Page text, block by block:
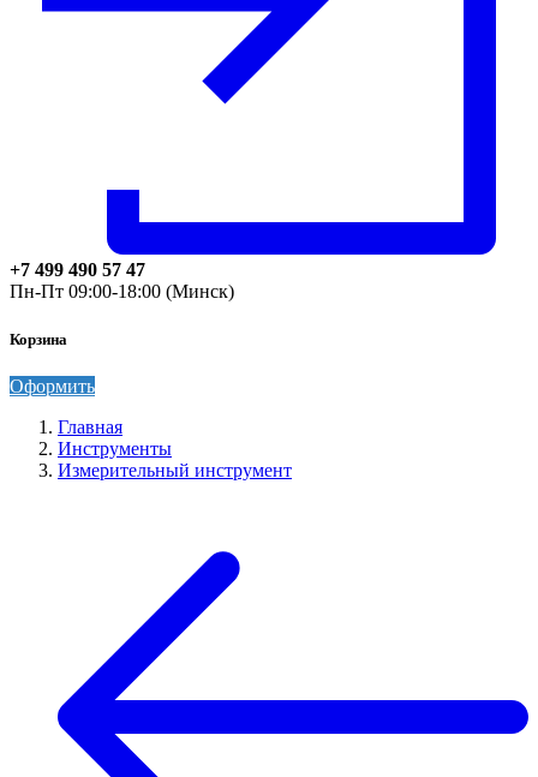
+7 499 490 57 47
Пн-Пт 09:00-18:00 (Минск)
Корзина
Оформить
Главная
Инструменты
Измерительный инструмент